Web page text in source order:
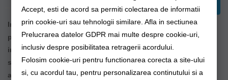
Continuă
In aceasta categorie veti gasi oferte avantajoase pentru
pescuitul stationar.Ofertele variaza in functie de stocurile
importatorilor si utilitatea acestor combo-uri in pescuitul
stationar.Combo-urile variaza precum varga si suportul
aferent acestuia, diferite dimensiuni de vergi etc
Accept, esti de acord sa permiti colectarea de informatii
prin cookie-uri sau tehnologii similare. Afla in sectiunea
Prelucrarea datelor GDPR mai multe despre cookie-uri,
inclusiv despre posibilitatea retragerii acordului.
Folosim cookie-uri pentru functionarea corecta a site-ului
si, cu acordul tau, pentru personalizarea continutului si a